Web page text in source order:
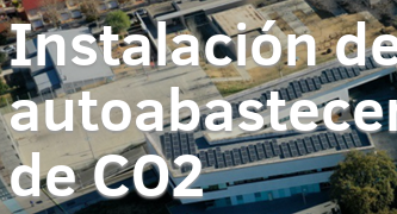
Instalación
de CO2